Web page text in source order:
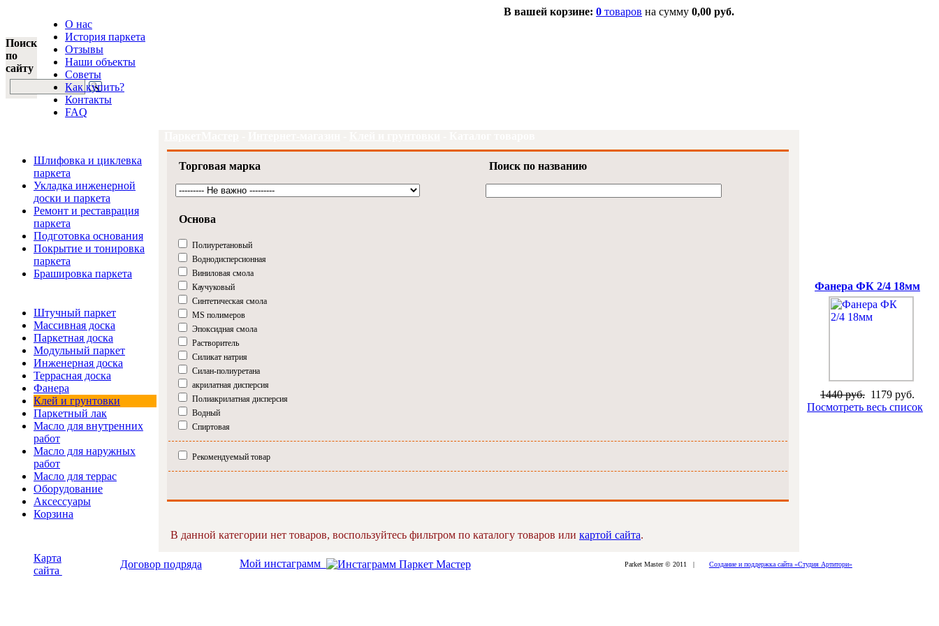
Поиск
по
сайту
В вашей корзине: 0 товаров на сумму 0,00 руб.
О нас
История паркета
Отзывы
Наши объекты
Советы
Как купить?
Контакты
FAQ
Шлифовка и циклевка
паркета
Укладка инженерной
доски и паркета
Ремонт и реставрация
паркета
Подготовка основания
Покрытие и тонировка
паркета
Брашировка паркета
Штучный паркет
Массивная доска
Паркетная доска
Модульный паркет
Инженерная доска
Террасная доска
Фанера
Клей и грунтовки
Паркетный лак
Масло для внутренних
работ
Масло для наружных
работ
Масло для террас
Оборудование
Аксессуары
Корзина
Торговая марка Поиск по названию
Основа
Полиуретановый
Воднодисперсионная
Виниловая смола
Каучуковый
Синтетическая смола
MS полимеров
Эпоксидная смола
Растворитель
Силикат натрия
Силан-полиуретана
акрилатная дисперсия
Полиакрилатная дисперсия
Водный
Спиртовая
Рекомендуемый товар
В данной категории нет товаров, воспользуйтесь фильтром по каталогу товаров или картой сайта.
Фанера ФК 2/4 18мм
1440 руб. 1179 руб.
Посмотреть весь список
Карта
сайта
Договор подряда Мой инстаграмм Parket Master © 2011 | Создание и поддержка сайта «Студия Артитори»